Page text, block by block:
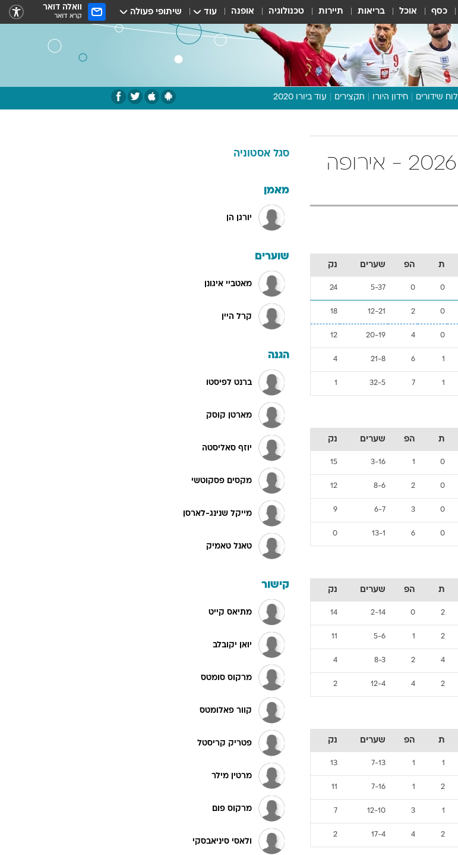
כסף אוכל בריאות תיירות טכנולוגיה אופנה עוד שיתופי פעולה וואלה דואר
קרא דואר
לוח שידורים חידון היורו תקצירים עוד ביורו 2020
תכנית היורו
דעות ופרשנויות
וואלה! ספורט
אסטוניה מוקדמות מונדיאל 2026 - אירופה
ת הפ שערים נק
0
0
5-37
24
0
2
12-21
18
0
4
20-19
12
1
6
21-8
4
1
7
32-5
1
ת הפ שערים נק
0
1
3-16
15
0
2
8-6
12
0
3
6-7
9
0
6
13-1
0
ת הפ שערים נק
2
0
2-14
14
2
1
5-6
11
4
2
8-3
4
2
4
12-4
2
ת הפ שערים נק
1
1
7-13
13
2
1
7-16
11
1
3
12-10
7
2
4
17-4
2
סגל אסטוניה
מאמן
יורגן הן
שוערים
מאטביי איגונן
קרל היין
הגנה
ברנט לפיסטו
מארטן קוסק
יוזף סאליסטה
מקסים פסקוטשי
מייקל שנינג-לארסן
טאנל טאמיק
קישור
מתיאס קייט
יואן יקובלב
מרקוס סומטס
קוור פאלומטס
פטריק קריסטל
מרטין מילר
מרקוס פום
ולאסי סיניאבסקי